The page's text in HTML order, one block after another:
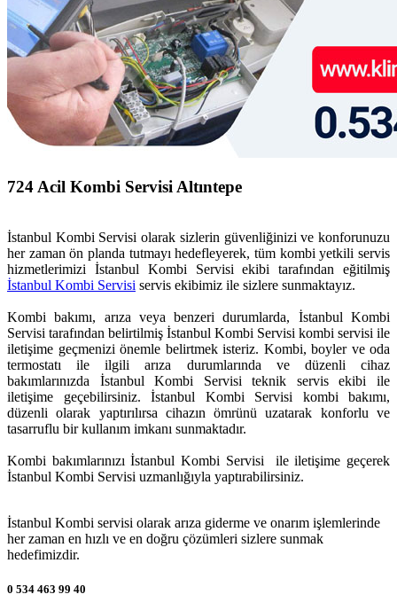
724 Acil Kombi Servisi Altıntepe
İstanbul Kombi Servisi olarak sizlerin güvenliğinizi ve konforunuzu
her zaman ön planda tutmayı hedefleyerek, tüm kombi yetkili servis
hizmetlerimizi İstanbul Kombi Servisi ekibi tarafından eğitilmiş
İstanbul Kombi Servisi servis ekibimiz ile sizlere sunmaktayız.
Kombi bakımı, arıza veya benzeri durumlarda, İstanbul Kombi
Servisi tarafından belirtilmiş İstanbul Kombi Servisi kombi servisi ile
iletişime geçmenizi önemle belirtmek isteriz. Kombi, boyler ve oda
termostatı ile ilgili arıza durumlarında ve düzenli cihaz
bakımlarınızda İstanbul Kombi Servisi teknik servis ekibi ile
iletişime geçebilirsiniz. İstanbul Kombi Servisi kombi bakımı,
düzenli olarak yaptırılırsa cihazın ömrünü uzatarak konforlu ve
tasarruflu bir kullanım imkanı sunmaktadır.
Kombi bakımlarınızı İstanbul Kombi Servisi ile iletişime geçerek
İstanbul Kombi Servisi uzmanlığıyla yaptırabilirsiniz.
İstanbul Kombi servisi olarak arıza giderme ve onarım işlemlerinde
her zaman en hızlı ve en doğru çözümleri sizlere sunmak
hedefimizdir.
0 534 463 99 40